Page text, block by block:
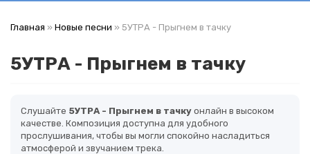
Главная » Новые песни » 5УТРА - Прыгнем в тачку
5УТРА - Прыгнем в тачку
Слушайте 5УТРА - Прыгнем в тачку онлайн в высоком
качестве. Композиция доступна для удобного
прослушивания, чтобы вы могли спокойно насладиться
атмосферой и звучанием трека.